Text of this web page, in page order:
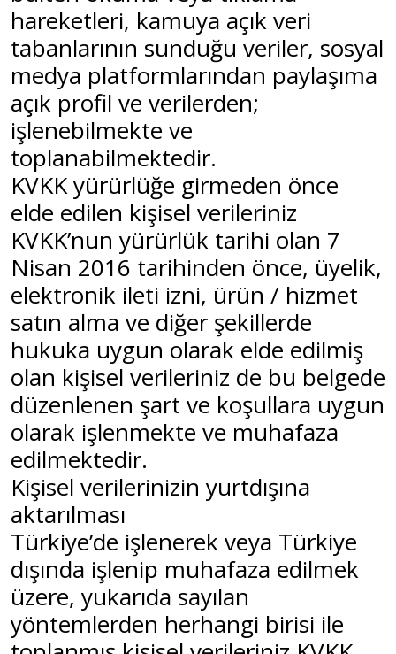
hareketleri, kamuya açık veri
tabanlarının sunduğu veriler, sosyal
medya platformlarından paylaşıma
açık profil ve verilerden;
işlenebilmekte ve
toplanabilmektedir.
KVKK yürürlüğe girmeden önce
elde edilen kişisel verileriniz
KVKK’nun yürürlük tarihi olan 7
Nisan 2016 tarihinden önce, üyelik,
elektronik ileti izni, ürün / hizmet
satın alma ve diğer şekillerde
hukuka uygun olarak elde edilmiş
olan kişisel verileriniz de bu belgede
düzenlenen şart ve koşullara uygun
olarak işlenmekte ve muhafaza
edilmektedir.
Kişisel verilerinizin yurtdışına
aktarılması
Türkiye’de işlenerek veya Türkiye
dışında işlenip muhafaza edilmek
üzere, yukarıda sayılan
yöntemlerden herhangi birisi ile